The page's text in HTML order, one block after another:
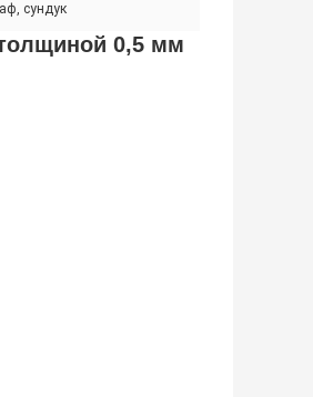
сундук
0,5 мм